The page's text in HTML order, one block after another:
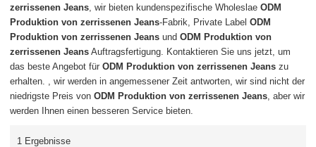
zerrissenen Jeans, wir bieten kundenspezifische WholeslaeODM
Produktion von zerrissenen Jeans-Fabrik, Private LabelODM
Produktion von zerrissenen Jeans undODM Produktion von
zerrissenen Jeans Auftragsfertigung. Kontaktieren Sie uns jetzt, um
das beste Angebot fürODM Produktion von zerrissenen Jeans zu
erhalten. , wir werden in angemessener Zeit antworten, wir sind nicht der
niedrigste Preis vonODM Produktion von zerrissenen Jeans, aber wir
werden Ihnen einen besseren Service bieten.
1 Ergebnisse